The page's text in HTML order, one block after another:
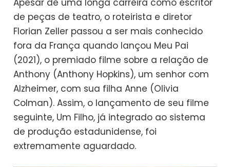
Apesar de uma longa carreira como escritor
de peças de teatro, o roteirista e diretor
Florian Zeller passou a ser mais conhecido
fora da França quando lançou Meu Pai
(2021), o premiado filme sobre a relação de
Anthony (Anthony Hopkins), um senhor com
Alzheimer, com sua filha Anne (Olivia
Colman). Assim, o lançamento de seu filme
seguinte, Um Filho, já integrado ao sistema
de produção estadunidense, foi
extremamente aguardado.